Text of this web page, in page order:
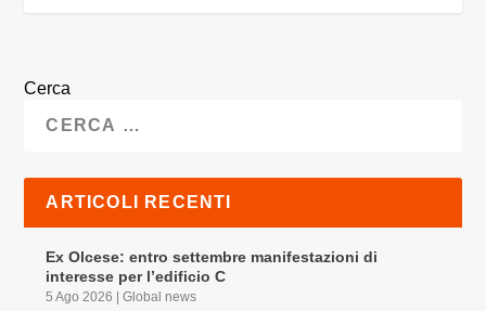
Cerca
ARTICOLI RECENTI
Ex Olcese: entro settembre manifestazioni di
interesse per l’edificio C
5 Ago 2026 |Global news